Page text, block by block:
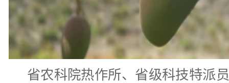
省农科院热作所、省级科技特派员